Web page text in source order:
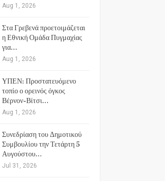
Aug 1, 2026
Στα Γρεβενά προετοιμάζεται
η Εθνική Ομάδα Πυγμαχίας
για…
Aug 1, 2026
ΥΠΕΝ: Προστατευόμενο
τοπίο ο ορεινός όγκος
Βέρνον-Βίτσι…
Aug 1, 2026
Συνεδρίαση του Δημοτικού
Συμβουλίου την Τετάρτη 5
Αυγούστου…
Jul 31, 2026